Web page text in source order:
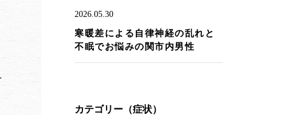
2026.05.30
寒暖差による自律神経の乱れと
不眠でお悩みの関市内男性
カテゴリー（症状）